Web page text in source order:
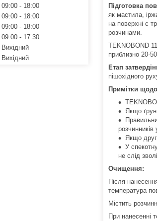
Підготовка
як мастила,
на поверхні є
розчинами.
TEKNOBOND
приблизно 20-
Етап
пішохідного
Примітки
Якщо
Якщо
У
не слід
Очищення:
Після
температура
Містить
При нанесенні
09:00
18:00
09:00
18:00
09:00
18:00
09:00
17:30
Вихідний
Вихідний